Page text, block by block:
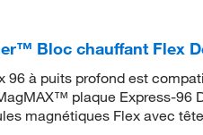
Bloc chauffant Flex
à puits profond est
plaque Express-96
magnétiques Flex avec